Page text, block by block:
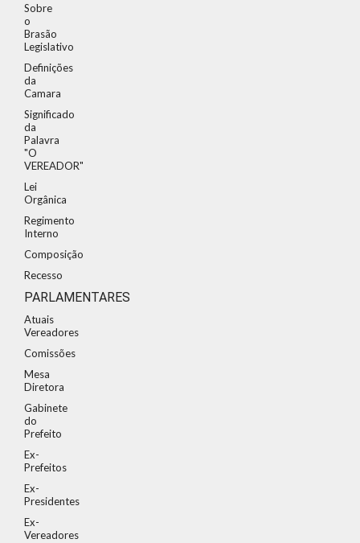
Sobre
o
Brasão
Legislativo
Definições
da
Camara
Significado
da
Palavra
"O
VEREADOR"
Lei
Orgânica
Regimento
Interno
Composição
Recesso
PARLAMENTARES
Atuais
Vereadores
Comissões
Mesa
Diretora
Gabinete
do
Prefeito
Ex-
Prefeitos
Ex-
Presidentes
Ex-
Vereadores